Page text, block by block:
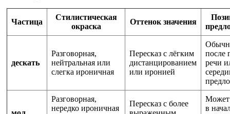
Частица
Стилистическая
окраска
Оттенок значения
дескать
Разговорная,
нейтральная или
слегка ироничная
Пересказ с лёгким
дистанцированием
или иронией
после
речи
Разговорная,
нередко ироничная
Пересказ с более
Может
в